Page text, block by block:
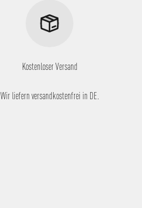
Kostenloser Versand
Wir liefern versandkostenfrei in DE.